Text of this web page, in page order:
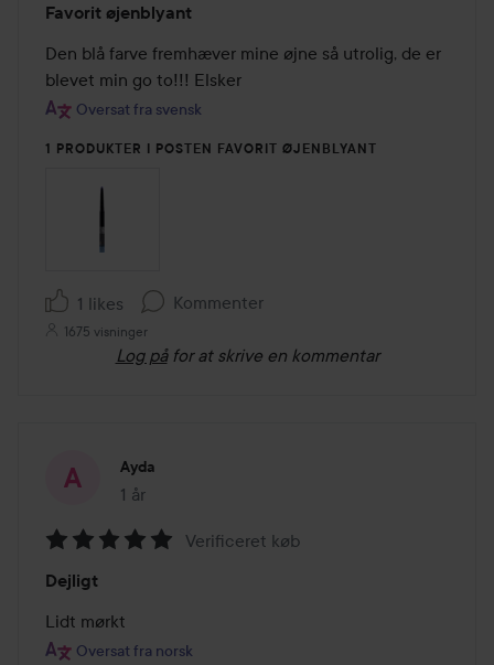
5
ud
af
5
Favorit øjenblyant
Den blå farve fremhæver mine øjne så utrolig, de er
blevet min go to!!! Elsker
Oversat fra svensk
1 PRODUKTER I POSTEN FAVORIT ØJENBLYANT
1 likes Kommenter
1675 visninger
Log på for at skrive en kommentar
Ayda
1 år
Posten blev oprettet 1 år
5
ud
af
Verificeret køb
Dejligt
Lidt mørkt
Oversat fra norsk